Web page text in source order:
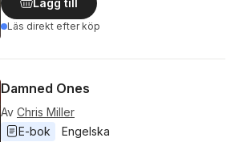
Läs direkt efter köp
Damned Ones
Av Chris Miller
E-bok
Engelska